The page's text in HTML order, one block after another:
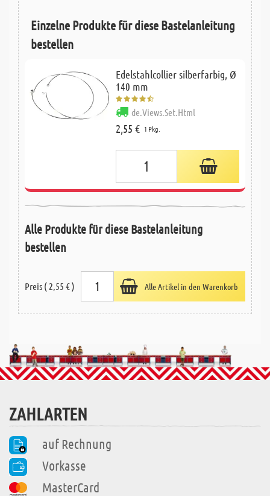
Einzelne Produkte für diese Bastelanleitung
bestellen
Edelstahlcollier silberfarbig, Ø
140 mm
de.Views.Set.Html
2,55 € 1 Pkg.
Alle Produkte für diese Bastelanleitung
bestellen
Preis ( 2,55 € ) Alle Artikel in den Warenkorb
ZAHLARTEN
auf Rechnung
Vorkasse
MasterCard